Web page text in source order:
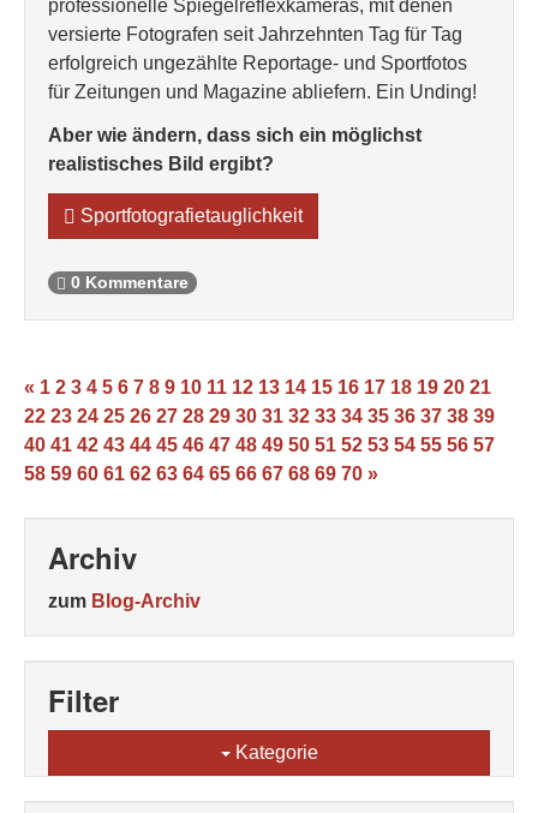
professionelle Spiegelreflexkameras, mit denen
versierte Fotografen seit Jahrzehnten Tag für Tag
erfolgreich ungezählte Reportage- und Sportfotos
für Zeitungen und Magazine abliefern. Ein Unding!
Aber wie ändern, dass sich ein möglichst
realistisches Bild ergibt?
Sportfotografietauglichkeit
0 Kommentare
« 1 2 3 4 5 6 7 8 9 10 11 12 13 14 15 16 17 18 19 20 21
22 23 24 25 26 27 28 29 30 31 32 33 34 35 36 37 38 39
40 41 42 43 44 45 46 47 48 49 50 51 52 53 54 55 56 57
58 59 60 61 62 63 64 65 66 67 68 69 70 »
Archiv
zum Blog-Archiv
Filter
Kategorie